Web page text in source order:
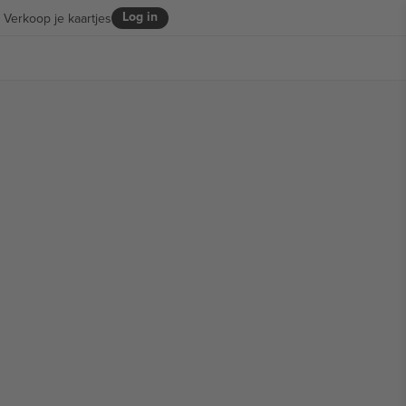
Log in
Verkoop je kaartjes